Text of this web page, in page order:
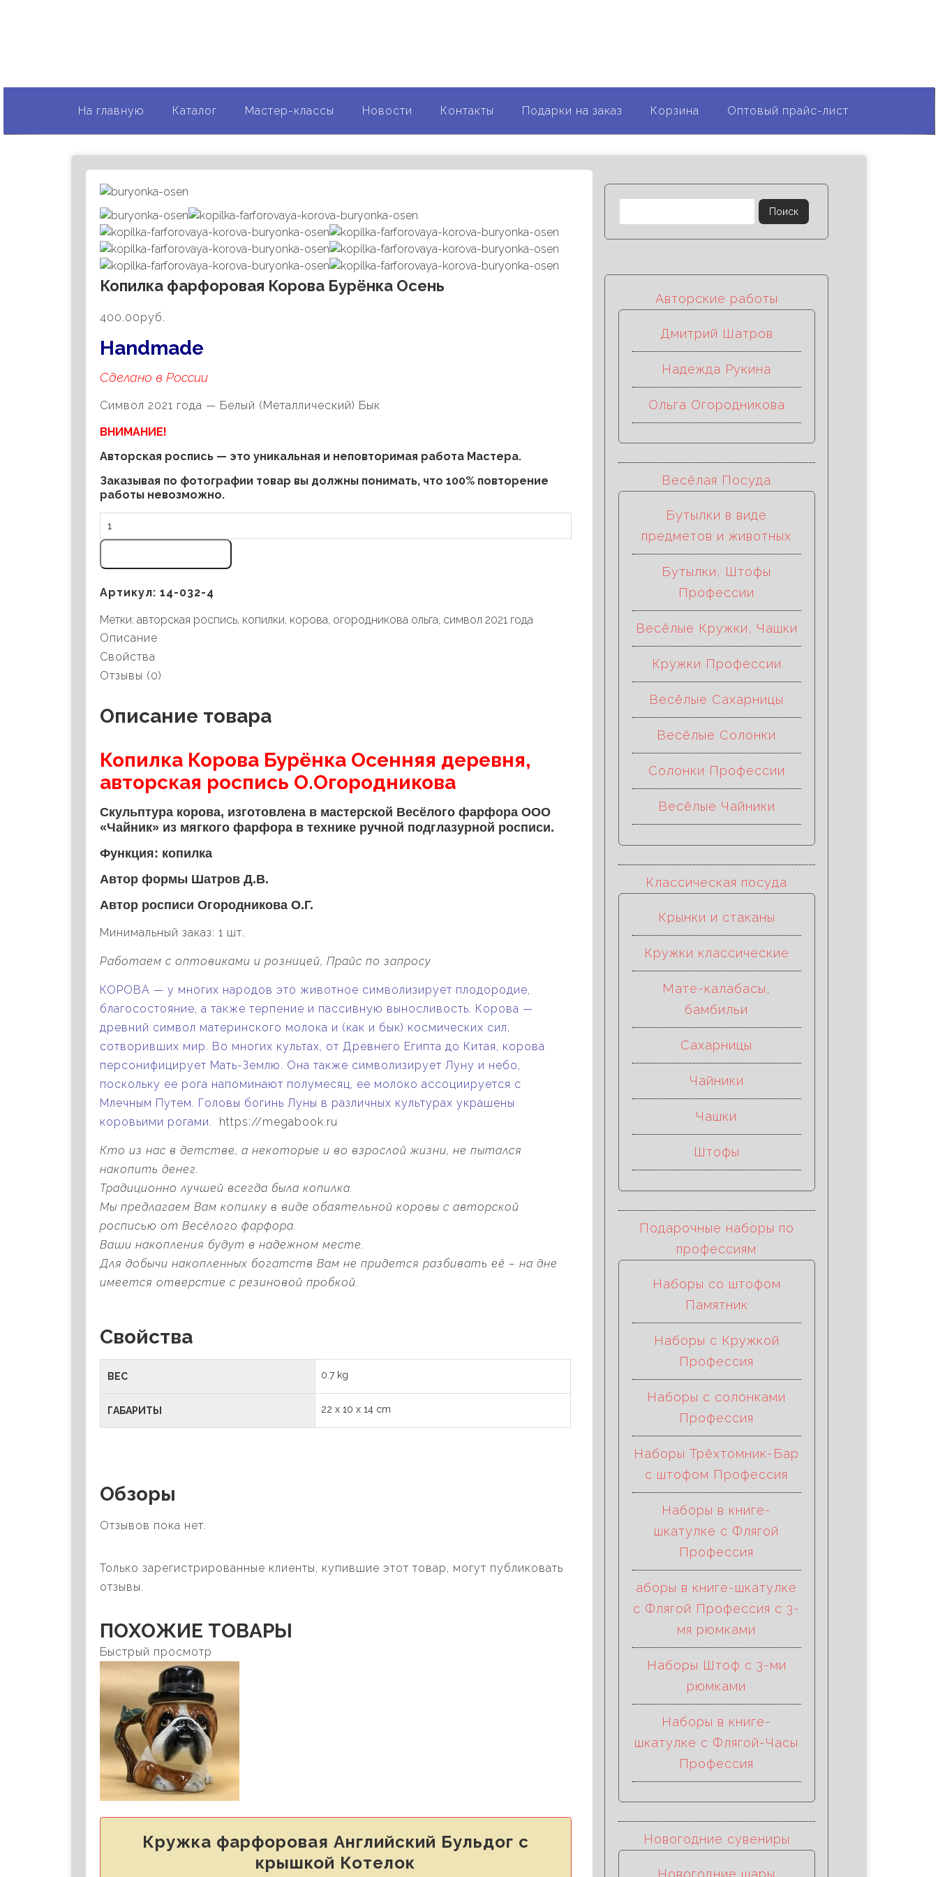
На главную Каталог Мастер-классы Новости Контакты Подарки на заказ Корзина Оптовый прайс-лист
Копилка фарфоровая Корова Бурёнка Осень
400.00руб.
Handmade
Сделано в России
Символ 2021 года — Белый (Металлический) Бык
ВНИМАНИЕ!
Авторская роспись — это уникальная и неповторимая работа Мастера.
Заказывая по фотографии товар вы должны понимать, что 100% повторение
работы невозможно.
Артикул: 14-032-4
Метки: авторская роспись, копилки, корова, огородникова ольга, символ 2021 года
Описание
Свойства
Отзывы (0)
Описание товара
Копилка Корова Бурёнка Осенняя деревня,
авторская роспись О.Огородникова
Скульптура корова, изготовлена в мастерской Весёлого фарфора ООО
«Чайник» из мягкого фарфора в технике ручной подглазурной росписи.
Функция: копилка
Автор формы Шатров Д.В.
Автор росписи Огородникова О.Г.
Минимальный заказ: 1 шт.
Работаем с оптовиками и розницей, Прайс по запросу
КОРОВА — у многих народов это животное символизирует плодородие,
благосостояние, а также терпение и пассивную выносливость. Корова —
древний символ материнского молока и (как и бык) космических сил,
сотворивших мир. Во многих культах, от Древнего Египта до Китая, корова
персонифицирует Мать-Землю. Она также символизирует Луну и небо,
поскольку ее рога напоминают полумесяц, ее молоко ассоциируется с
Млечным Путем. Головы богинь Луны в различных культурах украшены
коровьими рогами.
https://megabook.ru
Кто из нас в детстве, а некоторые и во взрослой жизни, не пытался
накопить денег.
Традиционно лучшей всегда была копилка.
Мы предлагаем Вам копилку в виде обаятельной коровы с авторской
росписью от Весёлого фарфора.
Ваши накопления будут в надежном месте.
Для добычи накопленных богатств Вам не придется разбивать её – на дне
имеется отверстие с резиновой пробкой.
Свойства
ВЕС 0.7 kg
ГАБАРИТЫ 22 x 10 x 14 cm
Обзоры
Отзывов пока нет.
Только зарегистрированные клиенты, купившие этот товар, могут публиковать
отзывы.
ПОХОЖИЕ ТОВАРЫ
Быстрый просмотр
Кружка фарфоровая Английский Бульдог с
крышкой Котелок
Авторские работы
Дмитрий Шатров
Надежда Рукина
Ольга Огородникова
Весёлая Посуда
Бутылки в виде
предметов и животных
Бутылки, Штофы
Профессии
Весёлые Кружки, Чашки
Кружки Профессии
Весёлые Сахарницы
Весёлые Солонки
Солонки Профессии
Весёлые Чайники
Классическая посуда
Крынки и стаканы
Кружки классические
Мате-калабасы,
бамбильи
Сахарницы
Чайники
Чашки
Штофы
Подарочные наборы по
профессиям
Наборы со штофом
Памятник
Наборы с Кружкой
Профессия
Наборы с солонками
Профессия
Наборы Трёхтомник-Бар
с штофом Профессия
Наборы в книге-
шкатулке с Флягой
Профессия
аборы в книге-шкатулке
с Флягой Профессия с 3-
мя рюмками
Наборы Штоф с 3-ми
рюмками
Наборы в книге-
шкатулке с Флягой-Часы
Профессия
Новогодние сувениры
Новогодние шары